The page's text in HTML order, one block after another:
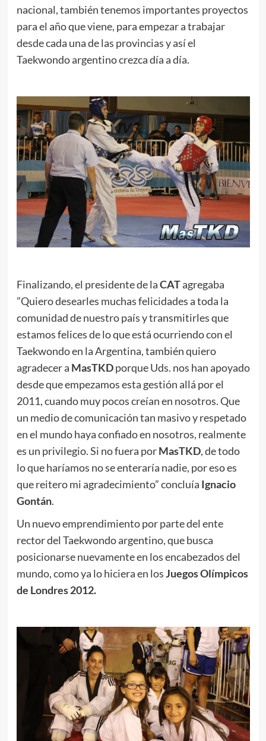
nacional, también tenemos importantes proyectos
para el año que viene, para empezar a trabajar
desde cada una de las provincias y así el
Taekwondo argentino crezca día a día.
Finalizando, el presidente de laCATagregaba
”Quiero desearles muchas felicidades a toda la
comunidad de nuestro país y transmitirles que
estamos felices de lo que está ocurriendo con el
Taekwondo en la Argentina, también quiero
agradecer a MasTKDporque Uds. nos han apoyado
desde que empezamos esta gestión allá por el
2011, cuando muy pocos creían en nosotros. Que
un medio de comunicación tan masivo y respetado
en el mundo haya confiado en nosotros, realmente
es un privilegio. Si no fuera porMasTKD, de todo
lo que haríamos no se enteraría nadie, por eso es
que reitero mi agradecimiento” concluía Ignacio
Gontán.
Un nuevo emprendimiento por parte del ente
rector del Taekwondo argentino, que busca
posicionarse nuevamente en los encabezados del
mundo, como ya lo hiciera en losJuegos Olímpicos
de Londres 2012.